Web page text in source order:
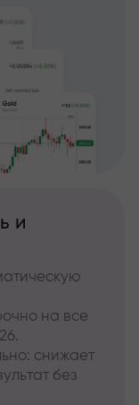
и
на все
снижает
без